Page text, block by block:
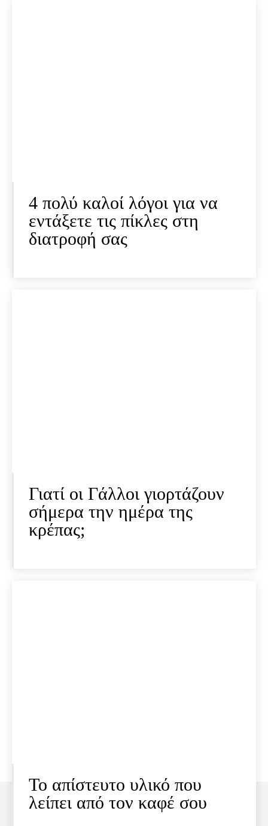
4 πολύ καλοί λόγοι για να
εντάξετε τις πίκλες στη
διατροφή σας
Γιατί οι Γάλλοι γιορτάζουν
σήμερα την ημέρα της
κρέπας;
Το απίστευτο υλικό που
λείπει από τον καφέ σου